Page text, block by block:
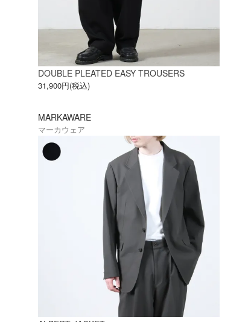
DOUBLE PLEATED EASY TROUSERS
31,900円(税込)
MARKAWARE
マーカウェア